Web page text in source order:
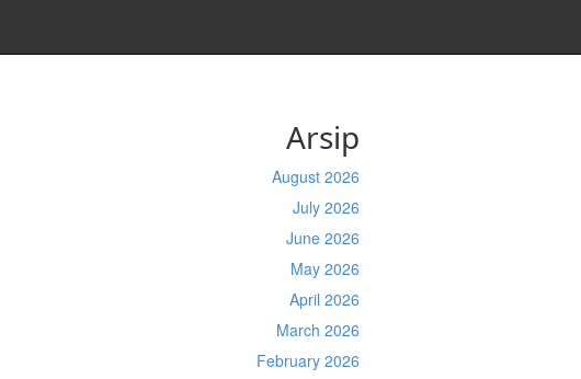
Arsip
August 2026
July 2026
June 2026
May 2026
April 2026
March 2026
February 2026